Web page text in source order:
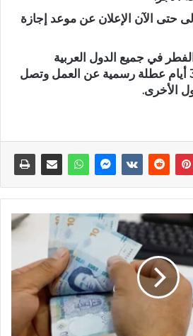
حتى الآن الإعلان عن موعد إجازة
في جميع الدول العربية
والاسلامية لن تقل عن 3 أيام عطلة رسمية عن العمل وتصل